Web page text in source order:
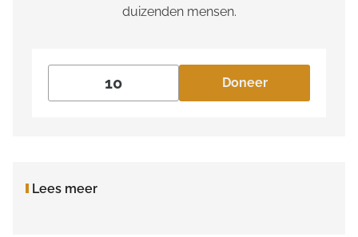
duizenden mensen.
Doneer
Lees meer